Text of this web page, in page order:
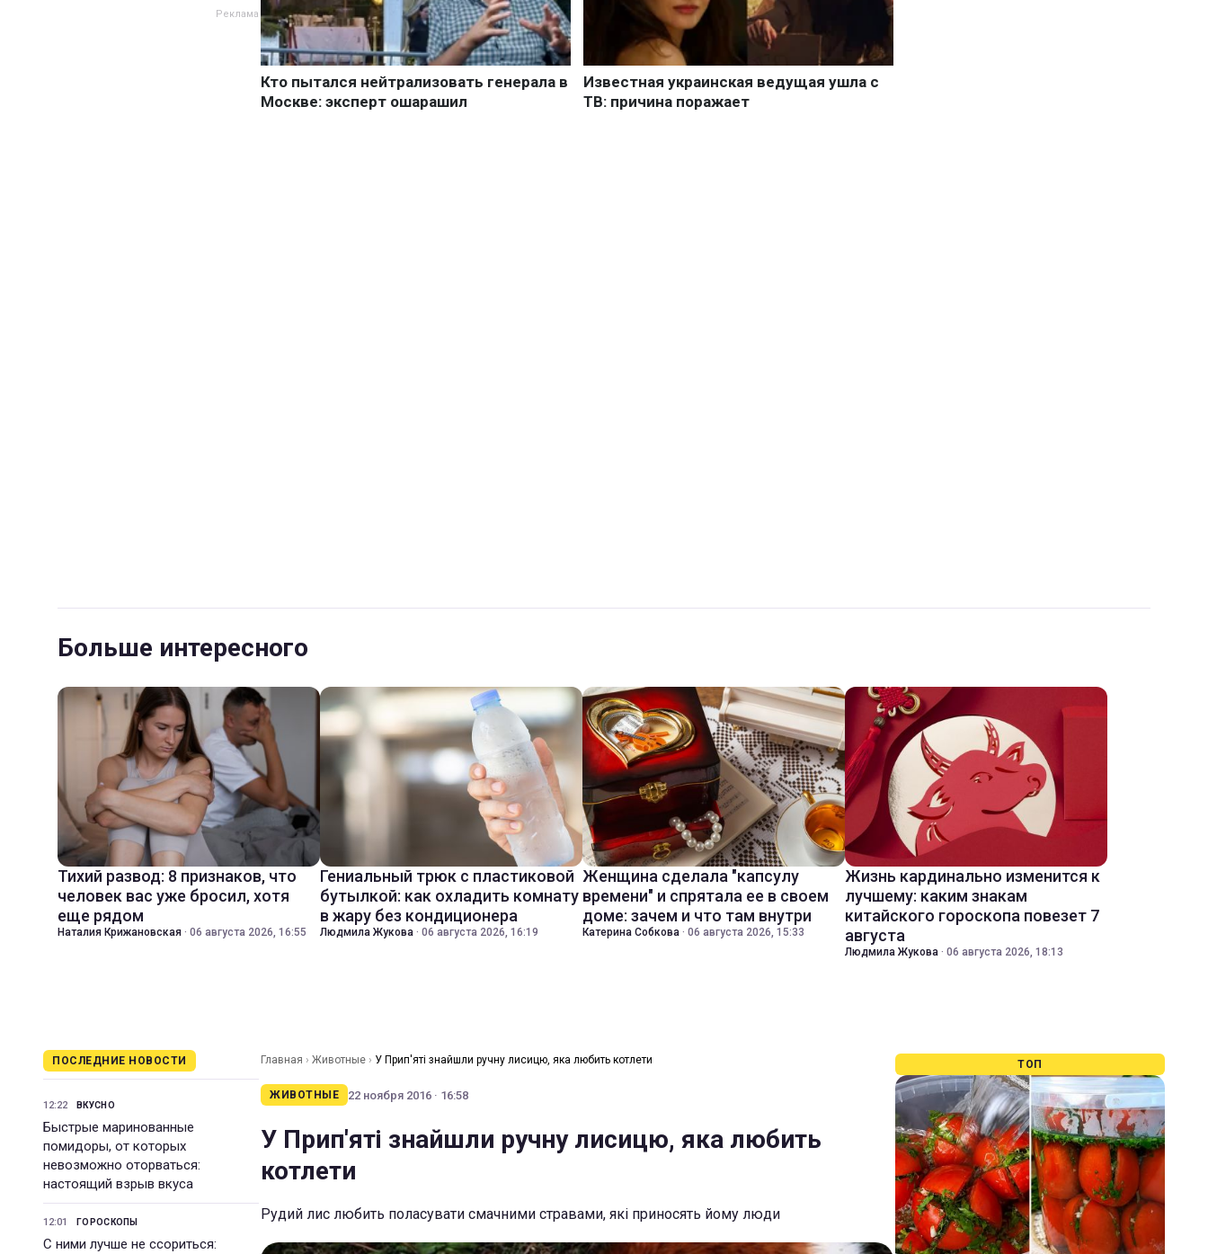
Больше интересного
Тихий развод: 8 признаков, что
человек вас уже бросил, хотя
еще рядом
Наталия Крижановская · 06 августа 2026, 16:55
Гениальный трюк с пластиковой
бутылкой: как охладить комнату
в жару без кондиционера
Людмила Жукова · 06 августа 2026, 16:19
Женщина сделала "капсулу
времени" и спрятала ее в своем
доме: зачем и что там внутри
Катерина Собкова · 06 августа 2026, 15:33
Жизнь кардинально изменится к
лучшему: каким знакам
китайского гороскопа повезет 7
августа
Людмила Жукова · 06 августа 2026, 18:13
ПОСЛЕДНИЕ НОВОСТИ
12:22 ВКУСНО
Быстрые маринованные
помидоры, от которых
невозможно оторваться:
настоящий взрыв вкуса
12:01 ГОРОСКОПЫ
С ними лучше не ссориться:
Главная › Животные › У Прип'яті знайшли ручну лисицю, яка любить котлети
ЖИВОТНЫЕ 22 ноября 2016 · 16:58
У Прип'яті знайшли ручну лисицю, яка любить
котлети
Рудий лис любить поласувати смачними стравами, які приносять йому люди
ТОП